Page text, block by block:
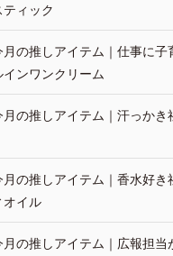
ィック
の推しアイテム｜仕事に子
ンワンクリーム
の推しアイテム｜汗っかき
の推しアイテム｜香水好き
オイル
の推しアイテム｜広報担当